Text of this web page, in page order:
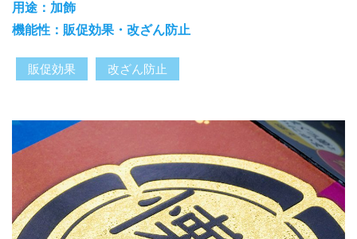
用途：加飾
機能性：販促効果・改ざん防止
販促効果 改ざん防止